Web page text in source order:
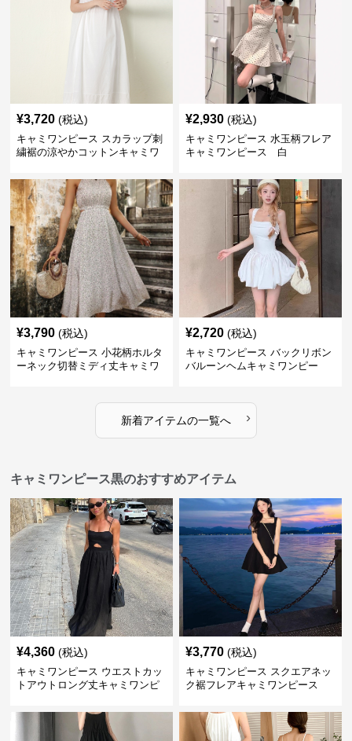
¥3,720 (税込)
キャミワンピース スカラップ刺
繍裾の涼やかコットンキャミワ
¥2,930 (税込)
キャミワンピース 水玉柄フレア
キャミワンピース 白
¥3,790 (税込)
キャミワンピース 小花柄ホルタ
ーネック切替ミディ丈キャミワ
¥2,720 (税込)
キャミワンピース バックリボン
バルーンヘムキャミワンピー
新着アイテムの一覧へ ›
キャミワンピース黒のおすすめアイテム
¥4,360 (税込)
キャミワンピース ウエストカッ
トアウトロング丈キャミワンピ
¥3,770 (税込)
キャミワンピース スクエアネッ
ク裾フレアキャミワンピース